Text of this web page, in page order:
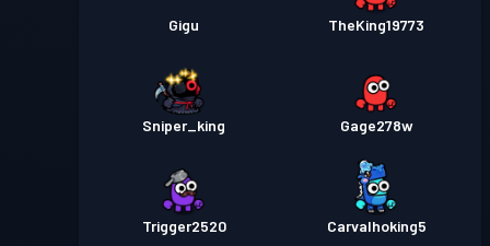
Gigu TheKing19773
Sniper_king Gage278w
Trigger2520 Carvalhoking5